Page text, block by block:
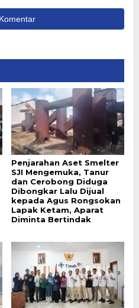
Penjarahan Aset Smelter
SJI Mengemuka, Tanur
dan Cerobong Diduga
Dibongkar Lalu Dijual
kepada Agus Rongsokan
Lapak Ketam, Aparat
Diminta Bertindak